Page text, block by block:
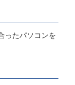
ったパソコンを